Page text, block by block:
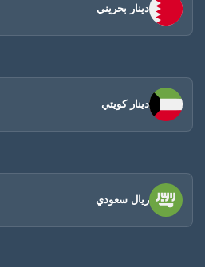
دينار بحريني
دينار كويتي
ريال سعودي